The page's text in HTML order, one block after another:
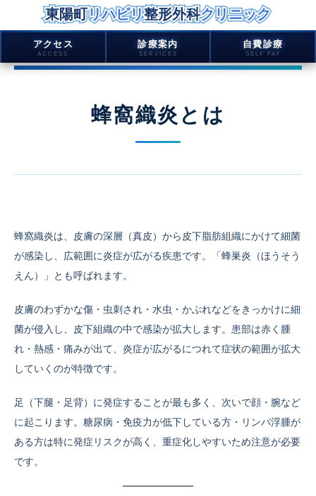
東陽町リハビリ整形外科クリニック
東陽町リハビリ整形外科クリニック
東陽町リハビリ整形外科クリニック
アクセス
ACCESS
診療案内
SERVICES
自費診療
SELF PAY
容
蜂窩織炎とは
蜂窩織炎は、皮膚の深層（真皮）から皮下脂肪組織にかけて細菌
が感染し、広範囲に炎症が広がる疾患です。「蜂巣炎（ほうそう
えん）」とも呼ばれます。
皮膚のわずかな傷・虫刺され・水虫・かぶれなどをきっかけに細
菌が侵入し、皮下組織の中で感染が拡大します。患部は赤く腫
れ・熱感・痛みが出て、炎症が広がるにつれて症状の範囲が拡大
していくのが特徴です。
足（下腿・足背）に発症することが最も多く、次いで顔・腕など
に起こります。糖尿病・免疫力が低下している方・リンパ浮腫が
ある方は特に発症リスクが高く、重症化しやすいため注意が必要
です。